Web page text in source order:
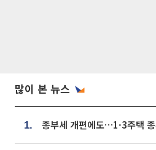
많이 본 뉴스
1.